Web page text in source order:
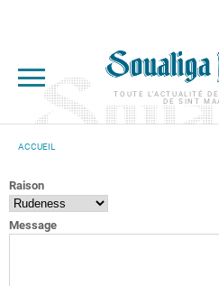
TOUTE L'ACTUALITÉ
DE SINT
ACCUEIL
Raison
Message